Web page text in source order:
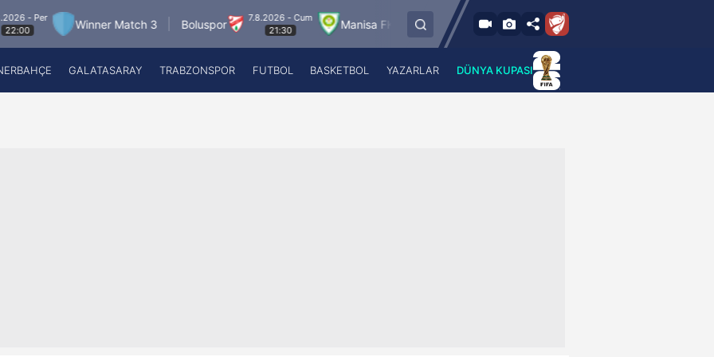
Winner Match 3 Boluspor
7.8.2026 - Cum
21:30
Manisa FK Bandırmaspor
8.8.2026 - Cum
17:00
İstanbulspor
A Haber Radyo
GALATASARAY TRABZONSPOR FUTBOL BASKETBOL YAZARLAR DÜNYA KUPASI